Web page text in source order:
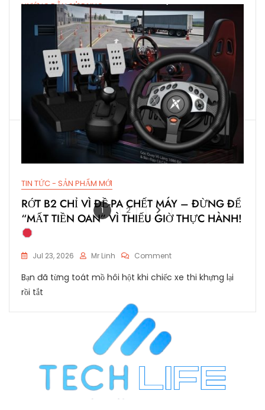
HƯỚNG DẪN SỬ DỤNG
Đừng dùng vô lăng kết hợp với TIVI vì điều này
Jul 25, 2026 Mr Linh CommentOn
Đừng
Dùng
Vô
Lăng
Kết
Hợp
Với
TIVI
Vì
!
Bạn vừa sắm một bộ vô lăng lái xe xịn sò và nghĩ ngay
TIN TỨC - SẢN PHẨM MỚI
RỚT B2 CHỈ VÌ ĐỀ-PA CHẾT MÁY – ĐỪNG ĐỂ
“MẤT TIỀN OAN” VÌ THIẾU GIỜ THỰC HÀNH!
Jul 23, 2026 Mr Linh CommentOn
B2
ĐỀ-
CHẾT
ĐỪNG
ĐỂ
“MẤT
Bạn đã từng toát mồ hôi hột khi chiếc xe thi khựng lại
rồi tắt
Posts
pagination
Page
1 Page
2